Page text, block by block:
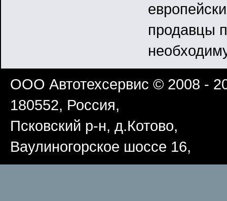
продавцы
ООО Автотехсервис © 2008 -
180552, Россия,
Псковский р-н, д.Котово,
Ваулиногорское шоссе 16,